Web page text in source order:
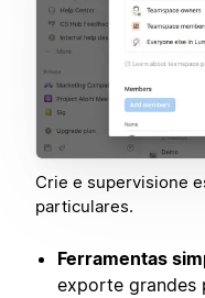
Crie e supervisione
particulares.
Ferramentas
exporte grandes